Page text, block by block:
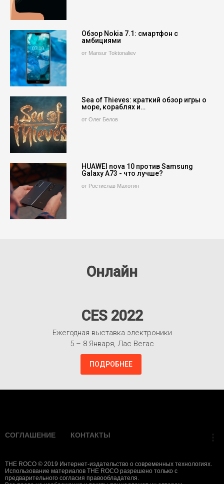
Обзор Nokia 7.1: смартфон с
амбициями
от Mansur Toktonaliev
Sea of Thieves: краткий обзор игры о
море, кораблях и…
от Олег Белов
HUAWEI nova 10 против Samsung
Galaxy A73 - что лучше?
от Ростислав Махотин
Онлайн
CES 2022
Ежегодная выставка электроники
5 – 8 Января, Лас Вегас
ПОДРОБНЕЕ
СОГЛАШЕНИЕ КОНТАКТЫ
THE ROCO © 2019 Интернет-издательство о современных технологиях.
Использование материалов THE ROCO разрешено только с
предварительного согласия правообладателя.